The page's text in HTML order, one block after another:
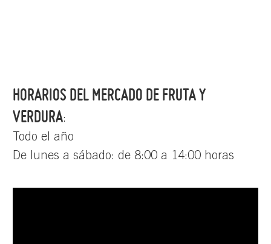
HORARIOS DEL MERCADO DE FRUTA Y
VERDURA:
Todo el año
De lunes a sábado: de 8:00 a 14:00 horas